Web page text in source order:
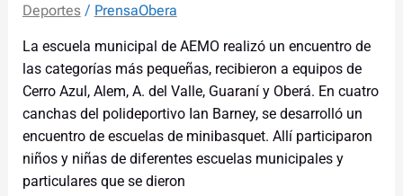
Deportes/ PrensaObera
La escuela municipal de AEMO realizó un encuentro de
las categorías más pequeñas, recibieron a equipos de
Cerro Azul, Alem, A. del Valle, Guaraní y Oberá. En cuatro
canchas del polideportivo Ian Barney, se desarrolló un
encuentro de escuelas de minibasquet. Allí participaron
niños y niñas de diferentes escuelas municipales y
particulares que se dieron